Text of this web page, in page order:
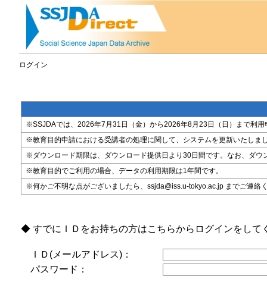
ログイン
※SSJDAでは、2026年7月31日（金）から2026年8月23日（日）まで利
※教育目的申請における受講者の処理に関して、システムを更新いたしま
※ダウンロード期限は、ダウンロード提供日より30日間です。なお、ダ
※教育目的でご利用の場合、データの利用期限は1年間です。
※何かご不明な点がございましたら、ssjda@iss.u-tokyo.ac.jp までご連絡
◆ すでにＩＤをお持ちの方はこちらからログインをして
ＩＤ(メールアドレス)：
パスワード：